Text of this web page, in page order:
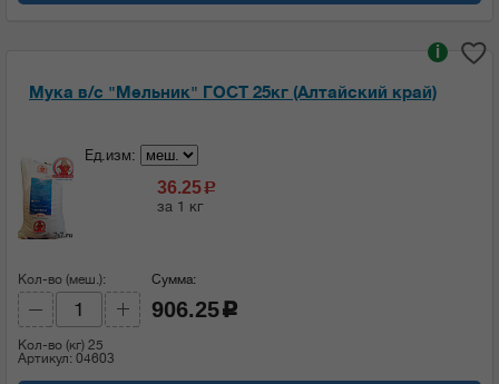
Мука в/с "Мельник" ГОСТ 25кг (Алтайский край)
i
Ед.изм:
36.25c
за 1 кг
Кол-во (меш.):
Кол-во (кг) 25
Артикул: 04603
Сумма:
906.25 c